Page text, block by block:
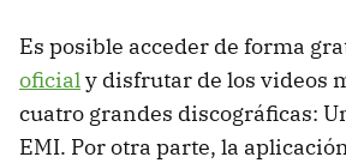
Es posible acceder de forma
oficialy disfrutar de los videos
cuatro grandes discográficas:
EMI. Por otra parte, la